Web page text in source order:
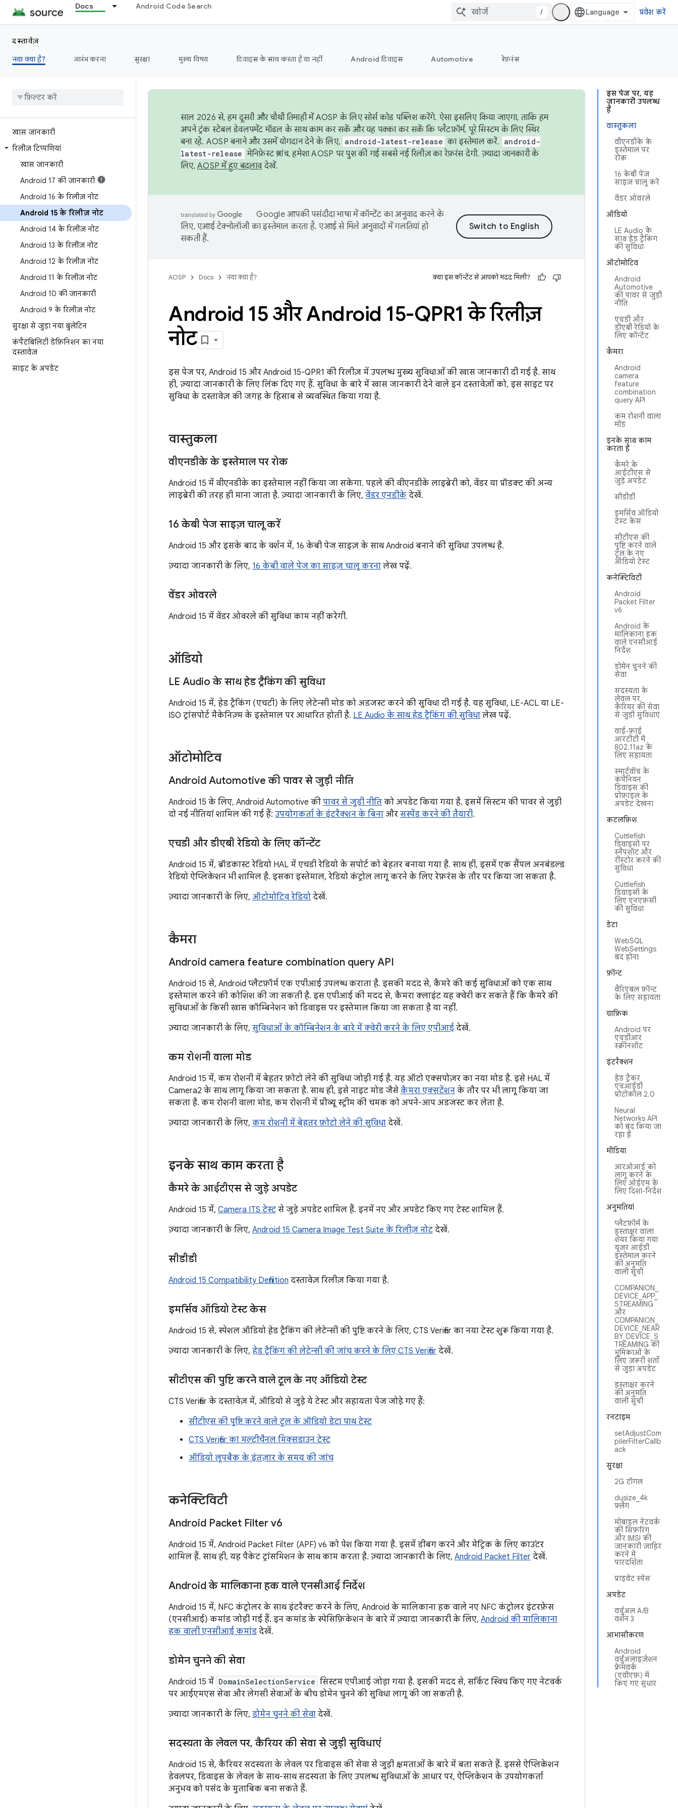
Docs Android Code Search
/ प्रवेश करें
दस्तावेज़
नया क्या है?
आरंभ करना सुरक्षा मुख्य विषय डिवाइस के साथ करता है या नहीं Android डिवाइस Automotive रेफ़रंस
खास जानकारी
रिलीज़ टिप्पणियां
खास जानकारी
Android 17 की जानकारी
Android 16 के रिलीज़ नोट
Android 15 के रिलीज़ नोट
Android 14 के रिलीज़ नोट
Android 13 के रिलीज़ नोट
Android 12 के रिलीज़ नोट
Android 11 के रिलीज़ नोट
Android 10 की जानकारी
Android 9 के रिलीज़ नोट
सुरक्षा से जुड़ा नया बुलेटिन
कंपैटबिलिटी डेफ़िनिशन का नया
दस्तावेज़
साइट के अपडेट
इस पेज पर, यह
जानकारी उपलब्ध
है
वास्तुकला
वीएनडीके के
इस्तेमाल पर
रोक
16 केबी पेज
साइज़ चालू करें
वेंडर ओवरले
ऑडियो
LE Audio के
साथ हेड ट्रैकिंग
की सुविधा
ऑटोमोटिव
Android
Automotive
की पावर से जुड़ी
नीति
एचडी और
डीएबी रेडियो के
लिए कॉन्टेंट
कैमरा
Android
camera
feature
combination
query API
कम रोशनी वाला
मोड
इनके साथ काम
करता है
कैमरे के
आईटीएस से
जुड़े अपडेट
सीडीडी
इमर्सिव ऑडियो
टेस्ट केस
सीटीएस की
पुष्टि करने वाले
टूल के नए
ऑडियो टेस्ट
कनेक्टिविटी
Android
Packet Filter
v6
Android के
मालिकाना हक
वाले एनसीआई
निर्देश
डोमेन चुनने की
सेवा
सदस्यता के
लेवल पर,
कैरियर की सेवा
से जुड़ी सुविधाएं
वाई-फ़ाई
आरटीटी में
802.11az के
लिए सहायता
स्मार्टवॉच के
कंपैनियन
डिवाइस की
प्रोफ़ाइल के
अपडेट देखना
कटलफ़िश
Cuttlefish
डिवाइसों पर
स्नैपशॉट और
रीस्टोर करने की
सुविधा
Cuttlefish
डिवाइसों के
लिए एनएफ़सी
की सुविधा
डेटा
WebSQL
WebSettings
बंद होना
फ़ॉन्ट
वैरिएबल फ़ॉन्ट
के लिए सहायता
ग्राफ़िक
Android पर
एचडीआर
स्क्रीनशॉट
इंटरैक्शन
हेड ट्रैकर
एचआईडी
प्रोटोकॉल 2.0
Neural
Networks API
को बंद किया जा
रहा है
मीडिया
आरओआई को
लागू करने के
लिए ओईएम के
लिए दिशा-निर्देश
अनुमतियां
प्लैटफ़ॉर्म के
हस्ताक्षर वाला
शेयर किया गया
यूज़र आईडी
इस्तेमाल करने
की अनुमति
वाली सूची
COMPANION_
DEVICE_APP_
STREAMING
और
COMPANION_
DEVICE_NEAR
BY_DEVICE_S
TREAMING की
भूमिकाओं के
लिए ज़रूरी शर्तों
से जुड़ा अपडेट
हस्ताक्षर करने
की अनुमति
वाली सूची
रनटाइम
setAdjustCom
pilerFilterCallb
ack
सुरक्षा
2G टॉगल
dusize_4k
फ़्लैग
मोबाइल नेटवर्क
की सिफ़रिंग
और IMSI की
जानकारी ज़ाहिर
करने में
पारदर्शिता
प्राइवेट स्पेस
अपडेट
वर्चुअल A/B
वर्शन 3
आभासीकरण
Android
वर्चुअलाइज़ेशन
फ़्रेमवर्क
(एवीएफ़) में
किए गए सुधार
साल 2026 से, हम दूसरी और चौथी तिमाही में AOSP के लिए सोर्स कोड पब्लिश करेंगे. ऐसा इसलिए किया जाएगा, ताकि हम
अपने ट्रंक स्टेबल डेवलपमेंट मॉडल के साथ काम कर सकें और यह पक्का कर सकें कि प्लैटफ़ॉर्म, पूरे सिस्टम के लिए स्थिर
बना रहे. AOSP बनाने और उसमें योगदान देने के लिए, android-latest-release का इस्तेमाल करें. android-
latest-release मेनिफ़ेस्ट ब्रांच, हमेशा AOSP पर पुश की गई सबसे नई रिलीज़ का रेफ़रंस देगी. ज़्यादा जानकारी के
लिए, AOSP में हुए बदलावदेखें.
Google आपकी पसंदीदा भाषा में कॉन्टेंट का अनुवाद करने के
लिए, एआई टेक्नोलॉजी का इस्तेमाल करता है. एआई से मिले अनुवादों में गलतियां हो
सकती हैं.
AOSP Docs नया क्या है? क्या इस कॉन्टेंट से आपको मदद मिली?
Android 15 और Android 15-QPR1 के रिलीज़
नोट
इस पेज पर, Android 15 और Android 15-QPR1 की रिलीज़ में उपलब्ध मुख्य सुविधाओं की खास जानकारी दी गई है. साथ
ही, ज़्यादा जानकारी के लिए लिंक दिए गए हैं. सुविधा के बारे में खास जानकारी देने वाले इन दस्तावेज़ों को, इस साइट पर
सुविधा के दस्तावेज़ की जगह के हिसाब से व्यवस्थित किया गया है.
वास्तुकला
वीएनडीके के इस्तेमाल पर रोक
Android 15 में वीएनडीके का इस्तेमाल नहीं किया जा सकेगा. पहले की वीएनडीके लाइब्रेरी को, वेंडर या प्रॉडक्ट की अन्य
लाइब्रेरी की तरह ही माना जाता है. ज़्यादा जानकारी के लिए, वेंडर एनडीके देखें.
16 केबी पेज साइज़ चालू करें
Android 15 और इसके बाद के वर्शन में, 16 केबी पेज साइज़ के साथ Android बनाने की सुविधा उपलब्ध है.
ज़्यादा जानकारी के लिए, 16 केबी वाले पेज का साइज़ चालू करना लेख पढ़ें.
वेंडर ओवरले
Android 15 में वेंडर ओवरले की सुविधा काम नहीं करेगी.
ऑडियो
LE Audio के साथ हेड ट्रैकिंग की सुविधा
Android 15 में, हेड ट्रैकिंग (एचटी) के लिए लेटेन्सी मोड को अडजस्ट करने की सुविधा दी गई है. यह सुविधा, LE-ACL या LE-
ISO ट्रांसपोर्ट मैकेनिज़्म के इस्तेमाल पर आधारित होती है. LE Audio के साथ हेड ट्रैकिंग की सुविधा लेख पढ़ें.
ऑटोमोटिव
Android Automotive की पावर से जुड़ी नीति
Android 15 के लिए, Android Automotive की पावर से जुड़ी नीति को अपडेट किया गया है. इसमें सिस्टम की पावर से जुड़ी
दो नई नीतियां शामिल की गई हैं: उपयोगकर्ता के इंटरैक्शन के बिना और सस्पेंड करने की तैयारी.
एचडी और डीएबी रेडियो के लिए कॉन्टेंट
Android 15 में, ब्रॉडकास्ट रेडियो HAL में एचडी रेडियो के सपोर्ट को बेहतर बनाया गया है. साथ ही, इसमें एक सैंपल अनबंडल्ड
रेडियो ऐप्लिकेशन भी शामिल है. इसका इस्तेमाल, रेडियो कंट्रोल लागू करने के लिए रेफ़रंस के तौर पर किया जा सकता है.
ज़्यादा जानकारी के लिए, ऑटोमोटिव रेडियो देखें.
कैमरा
Android camera feature combination query API
Android 15 से, Android प्लैटफ़ॉर्म एक एपीआई उपलब्ध कराता है. इसकी मदद से, कैमरे की कई सुविधाओं को एक साथ
इस्तेमाल करने की कोशिश की जा सकती है. इस एपीआई की मदद से, कैमरा क्लाइंट यह क्वेरी कर सकते हैं कि कैमरे की
सुविधाओं के किसी खास कॉम्बिनेशन को डिवाइस पर इस्तेमाल किया जा सकता है या नहीं.
ज़्यादा जानकारी के लिए, सुविधाओं के कॉम्बिनेशन के बारे में क्वेरी करने के लिए एपीआई देखें.
कम रोशनी वाला मोड
Android 15 में, कम रोशनी में बेहतर फ़ोटो लेने की सुविधा जोड़ी गई है. यह ऑटो एक्सपोज़र का नया मोड है. इसे HAL में
Camera2 के साथ लागू किया जा सकता है. साथ ही, इसे नाइट मोड जैसे कैमरा एक्सटेंशन के तौर पर भी लागू किया जा
सकता है. कम रोशनी वाला मोड, कम रोशनी में प्रीव्यू स्ट्रीम की चमक को अपने-आप अडजस्ट कर लेता है.
ज़्यादा जानकारी के लिए, कम रोशनी में बेहतर फ़ोटो लेने की सुविधा देखें.
इनके साथ काम करता है
कैमरे के आईटीएस से जुड़े अपडेट
Android 15 में, Camera ITS टेस्ट से जुड़े अपडेट शामिल हैं. इनमें नए और अपडेट किए गए टेस्ट शामिल हैं.
ज़्यादा जानकारी के लिए, Android 15 Camera Image Test Suite के रिलीज़ नोट देखें.
सीडीडी
Android 15 Compatibility Definition दस्तावेज़ रिलीज़ किया गया है.
इमर्सिव ऑडियो टेस्ट केस
Android 15 से, स्पेशल ऑडियो हेड ट्रैकिंग की लेटेन्सी की पुष्टि करने के लिए, CTS Verifier का नया टेस्ट शुरू किया गया है.
ज़्यादा जानकारी के लिए, हेड ट्रैकिंग की लेटेन्सी की जांच करने के लिए CTS Verifier देखें.
सीटीएस की पुष्टि करने वाले टूल के नए ऑडियो टेस्ट
CTS Verifier के दस्तावेज़ में, ऑडियो से जुड़े ये टेस्ट और सहायता पेज जोड़े गए हैं:
सीटीएस की पुष्टि करने वाले टूल के ऑडियो डेटा पाथ टेस्ट
CTS Verifier का मल्टीचैनल मिक्सडाउन टेस्ट
ऑडियो लूपबैक के इंतज़ार के समय की जांच
कनेक्टिविटी
Android Packet Filter v6
Android 15 में, Android Packet Filter (APF) v6 को पेश किया गया है. इसमें डीबग करने और मेट्रिक के लिए काउंटर
शामिल हैं. साथ ही, यह पैकेट ट्रांसमिशन के साथ काम करता है. ज़्यादा जानकारी के लिए, Android Packet Filter देखें.
Android के मालिकाना हक वाले एनसीआई निर्देश
Android 15 में, NFC कंट्रोलर के साथ इंटरैक्ट करने के लिए, Android के मालिकाना हक वाले नए NFC कंट्रोलर इंटरफ़ेस
(एनसीआई) कमांड जोड़ी गई हैं. इन कमांड के स्पेसिफ़िकेशन के बारे में ज़्यादा जानकारी के लिए, Android की मालिकाना
हक वाली एनसीआई कमांड देखें.
डोमेन चुनने की सेवा
Android 15 में DomainSelectionService सिस्टम एपीआई जोड़ा गया है. इसकी मदद से, सर्किट स्विच किए गए नेटवर्क
पर आईएमएस सेवा और लेगसी सेवाओं के बीच डोमेन चुनने की सुविधा लागू की जा सकती है.
ज़्यादा जानकारी के लिए, डोमेन चुनने की सेवा देखें.
सदस्यता के लेवल पर, कैरियर की सेवा से जुड़ी सुविधाएं
Android 15 से, कैरियर सदस्यता के लेवल पर डिवाइस की सेवा से जुड़ी क्षमताओं के बारे में बता सकते हैं. इससे ऐप्लिकेशन
डेवलपर, डिवाइस के लेवल के साथ-साथ सदस्यता के लिए उपलब्ध सुविधाओं के आधार पर, ऐप्लिकेशन के उपयोगकर्ता
अनुभव को पसंद के मुताबिक बना सकते हैं.